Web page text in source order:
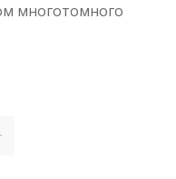
многотомного